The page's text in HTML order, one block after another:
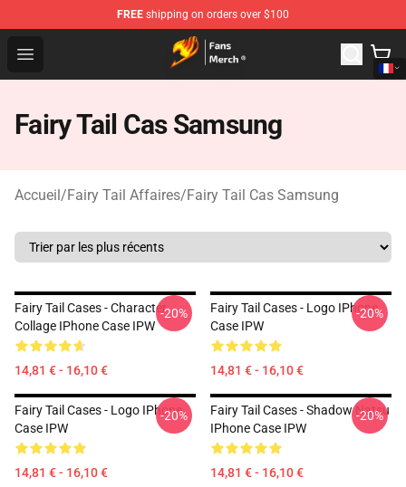
FREE shipping on orders over $100
Open menu
Fairy Tail Store - Official Fairy Tail Merchandise Shop
Fairy Tail Cas Samsung
Accueil/Fairy Tail Affaires/Fairy Tail Cas Samsung
Fairy Tail Cases - Character
Collage IPhone Case IPW
14,81 € - 16,10 €
-20%
Fairy Tail Cases - Logo IPhone
Case IPW
14,81 € - 16,10 €
-20%
Fairy Tail Cases - Logo IPhone
Case IPW
14,81 € - 16,10 €
-20%
Fairy Tail Cases - Shadow Natsu
IPhone Case IPW
14,81 € - 16,10 €
-20%